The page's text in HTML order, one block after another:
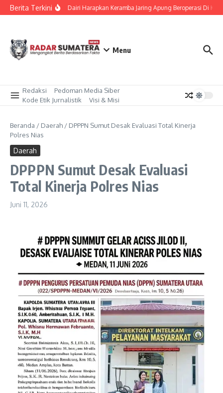
Lewati ke konten
Berita TerkiniBupati Dairi Harapkan Keramba Jaring Apung Beroperasi Di
Menu
Redaksi
Pedoman Media Siber
Kode Etik Jurnalistik
Visi & Misi
Beranda / Daerah / DPPPN Sumut Desak Evaluasi Total Kinerja
Polres Nias
Daerah
DPPPN Sumut Desak Evaluasi
Total Kinerja Polres Nias
Juni 11, 2026